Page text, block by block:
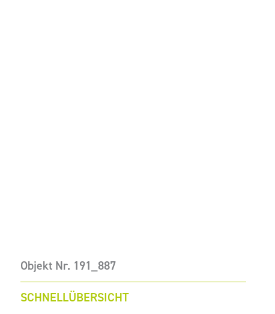
Objekt Nr. 191_887
SCHNELLÜBERSICHT